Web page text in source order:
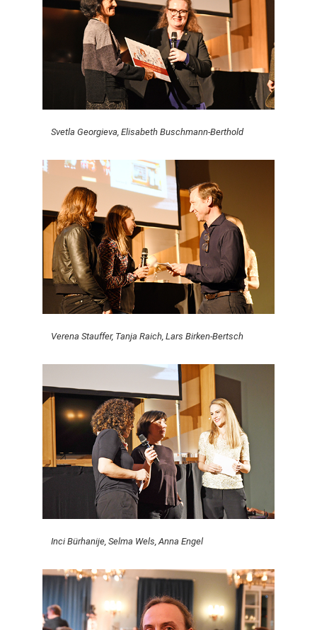
Svetla Georgieva, Elisabeth Buschmann-Berthold
Verena Stauffer, Tanja Raich, Lars Birken-Bertsch
Inci Bürhanije, Selma Wels, Anna Engel